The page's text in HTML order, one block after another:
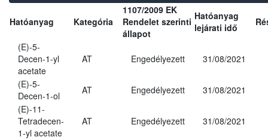
Hatóanyag Kategória
1107/2009 EK
Rendelet szerinti
állapot
Hatóanyag
lejárati idő
(E)-5-
Decen-1-yl
acetate
AT Engedélyezett 31/08/2021
(E)-5-
Decen-1-ol
AT Engedélyezett
31/08/2021
(E)-11-
Tetradecen-
1-yl acetate
AT Engedélyezett 31/08/2021